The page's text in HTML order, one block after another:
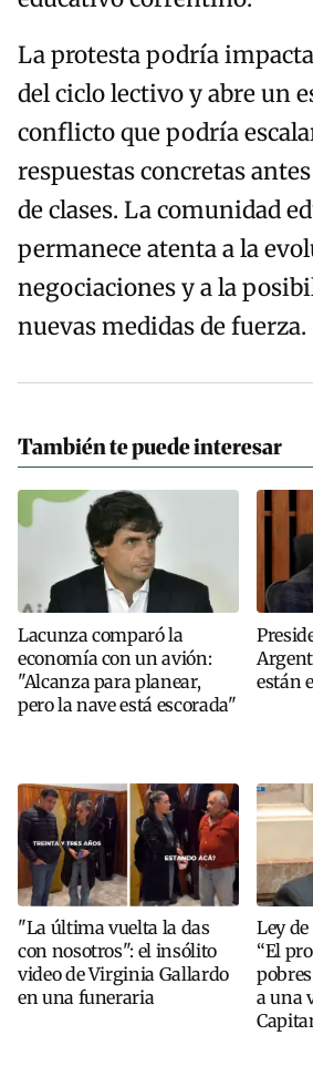
La protesta podría
del ciclo lectivo y abre un
conflicto que podría
respuestas concretas
de clases. La comunidad
permanece atenta a la
negociaciones y a la
nuevas medidas de fuerza.
También te puede interesar
Lacunza comparó la
economía con un avión:
"Alcanza para planear,
pero la nave está escorada"
están
"La última vuelta la das
con nosotros": el insólito
video de Virginia Gallardo
en una funeraria
Ley
“El
a una